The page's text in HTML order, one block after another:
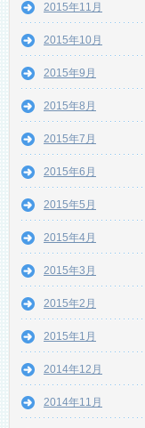
2015年11月
2015年10月
2015年9月
2015年8月
2015年7月
2015年6月
2015年5月
2015年4月
2015年3月
2015年2月
2015年1月
2014年12月
2014年11月